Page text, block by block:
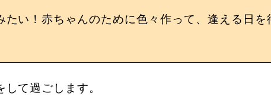
い！赤ちゃんのために色々作って、逢える日を
て過ごします。